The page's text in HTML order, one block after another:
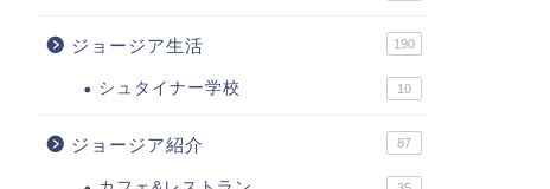
ジョージア生活 190
シュタイナー学校 10
ジョージア紹介 87